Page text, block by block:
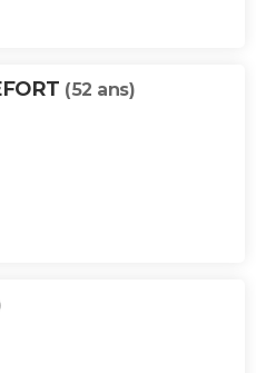
(52 ans)